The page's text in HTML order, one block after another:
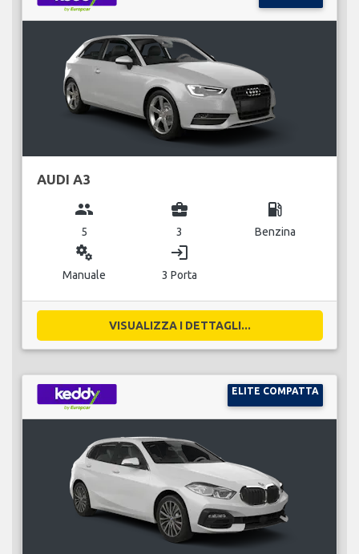
AUDI A3
group
5
business_center
3
local_gas_station
Benzina
miscellaneous_services
Manuale
login
3 Porta
VISUALIZZA I DETTAGLI...
ELITE COMPATTA